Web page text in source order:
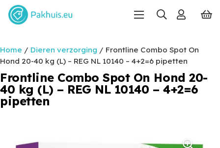
Home / Dieren verzorging / Frontline Combo Spot On
Hond 20-40 kg (L) – REG NL 10140 – 4+2=6 pipetten
Frontline Combo Spot On Hond 20-
40 kg (L) – REG NL 10140 – 4+2=6
pipetten